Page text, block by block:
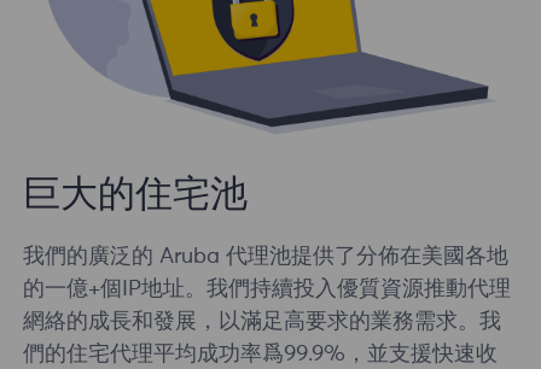
巨大的住宅池
我們的廣泛的 Aruba 代理池提供了分佈在美國各地
的一億+個IP地址。我們持續投入優質資源推動代理
網絡的成長和發展，以滿足高要求的業務需求。我
們的住宅代理平均成功率爲99.9%，並支援快速收